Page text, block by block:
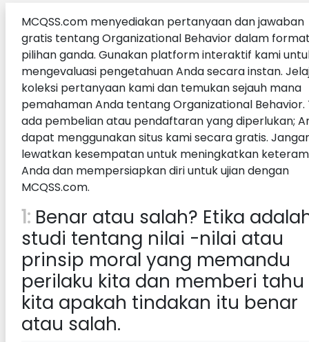
MCQSS.com menyediakan pertanyaan dan jawaban
gratis tentang Organizational Behavior dalam
pilihan ganda. Gunakan platform interaktif kami
mengevaluasi pengetahuan Anda secara instan.
koleksi pertanyaan kami dan temukan sejauh mana
pemahaman Anda tentang Organizational Behavior.
ada pembelian atau pendaftaran yang diperlukan;
dapat menggunakan situs kami secara gratis.
lewatkan kesempatan untuk meningkatkan
Anda dan mempersiapkan diri untuk ujian dengan
MCQSS.com.
1: Benar atau salah? Etika
studi tentang nilai -nilai atau
prinsip moral yang memandu
perilaku kita dan memberi tahu
kita apakah tindakan itu benar
atau salah.